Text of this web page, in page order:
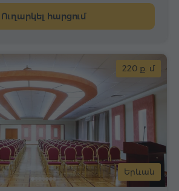
Ուղարկել հարցում
Երևան
220 ք. մ